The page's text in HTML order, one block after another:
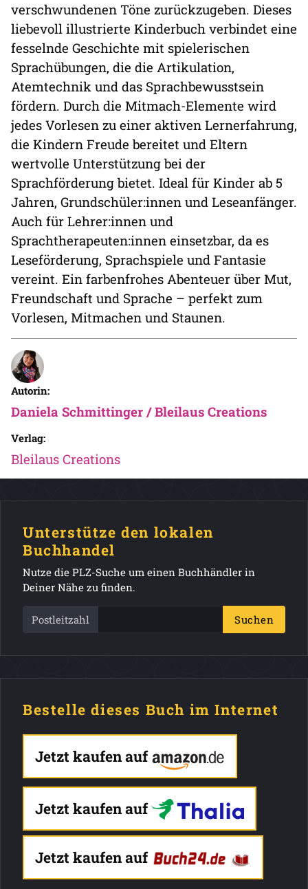
verschwundenen Töne zurückzugeben. Dieses
liebevoll illustrierte Kinderbuch verbindet eine
fesselnde Geschichte mit spielerischen
Sprachübungen, die die Artikulation,
Atemtechnik und das Sprachbewusstsein
fördern. Durch die Mitmach-Elemente wird
jedes Vorlesen zu einer aktiven Lernerfahrung,
die Kindern Freude bereitet und Eltern
wertvolle Unterstützung bei der
Sprachförderung bietet. Ideal für Kinder ab 5
Jahren, Grundschüler:innen und Leseanfänger.
Auch für Lehrer:innen und
Sprachtherapeuten:innen einsetzbar, da es
Leseförderung, Sprachspiele und Fantasie
vereint. Ein farbenfrohes Abenteuer über Mut,
Freundschaft und Sprache – perfekt zum
Vorlesen, Mitmachen und Staunen.
Autorin:
Daniela Schmittinger / Bleilaus Creations
Verlag:
Bleilaus Creations
Unterstütze den lokalen
Buchhandel
Nutze die PLZ-Suche um einen Buchhändler in
Deiner Nähe zu finden.
Postleitzahl Suchen
Bestelle dieses Buch im Internet
Jetzt kaufen auf
Jetzt kaufen auf
Jetzt kaufen auf